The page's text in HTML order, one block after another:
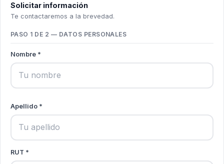
Solicitar información
Te contactaremos a la brevedad.
PASO 1 DE 2 — DATOS PERSONALES
Nombre *
Apellido *
RUT *